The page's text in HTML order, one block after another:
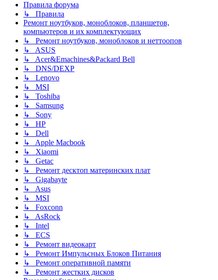
Правила форума
↳ Правила
Ремонт ноутбуков, моноблоков, планшетов,
компьютеров и их комплектующих
↳ Ремонт ноутбуков, моноблоков и неттоопов
↳ ASUS
↳ Acer&Emachines&Packard Bell
↳ DNS/DEXP
↳ Lenovo
↳ MSI
↳ Toshiba
↳ Samsung
↳ Sony
↳ HP
↳ Dell
↳ Apple Macbook
↳ Xiaomi
↳ Getac
↳ Ремонт десктоп материнских плат
↳ Gigabayte
↳ Asus
↳ MSI
↳ Foxconn
↳ AsRock
↳ Intel
↳ ECS
↳ Ремонт видеокарт
↳ Ремонт Импульсных Блоков Питания
↳ Ремонт оперативной памяти
↳ Ремонт жестких дисков